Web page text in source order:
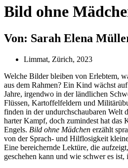
Bild ohne
Von: Sarah Elena
Limmat, Zürich, 2023
Welche Bilder bleiben von Erlebtem,
aus dem Rahmen? Ein Kind wächst
Jahre, irgendwo in der ländlichen
Flüssen, Kartoffelfeldern und
finden in der undurchschaubaren Welt
harter Kampf, doch zumindest hat das
Engels. Bild ohne Mädchen erzählt
von der Sprach- und Hilflosigkeit
Eine bereichernde Lektüre, die
geschehen kann und wie schwer es